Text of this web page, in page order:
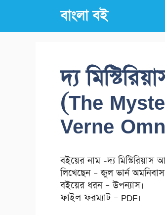
content
বাংলা বই
দ্য
(The
Verne
বইয়ের নাম -দ্য মিস্টিরিয়াস
লিখেছেন – জুল ভার্ন
বইয়ের ধরন – উপন্যাস।
ফাইল ফরম্যাট – PDF।